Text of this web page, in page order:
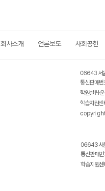
회사소개 언론보도 사회공헌
06643 서
통신판매
학원설립·
학습지원
06643 서
통신판매
학습지원